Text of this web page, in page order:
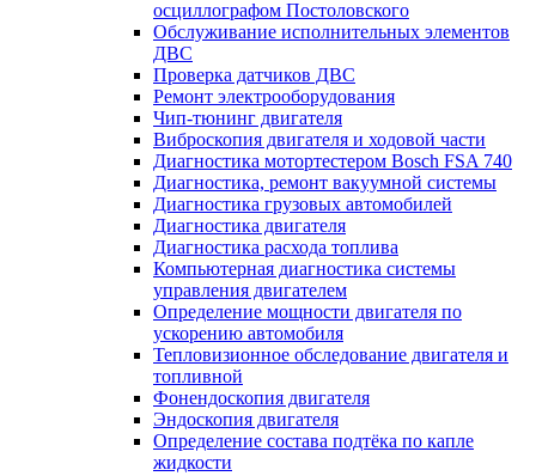
осциллографом Постоловского
Обслуживание исполнительных элементов
ДВС
Проверка датчиков ДВС
Ремонт электрооборудования
Чип-тюнинг двигателя
Виброскопия двигателя и ходовой части
Диагностика мотортестером Bosch FSA 740
Диагностика, ремонт вакуумной системы
Диагностика грузовых автомобилей
Диагностика двигателя
Диагностика расхода топлива
Компьютерная диагностика системы
управления двигателем
Определение мощности двигателя по
ускорению автомобиля
Тепловизионное обследование двигателя и
топливной
Фонендоскопия двигателя
Эндоскопия двигателя
Определение состава подтёка по капле
жидкости